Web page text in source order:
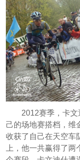
2012赛季，卡
己的场地赛搭档，维
收获了自己在天空车
上，他一共赢得了